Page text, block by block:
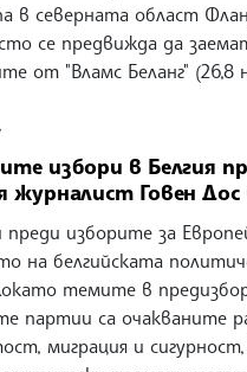
в северната област
се предвижда да
от "Вламс Беланг" (26,8
избори в Белгия
журналист Говен
преди изборите за
на белгийската
темите в
партии са очакваните
миграция и